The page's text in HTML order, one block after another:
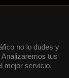
no lo dudes y
Analizaremos tus
mejor servicio.